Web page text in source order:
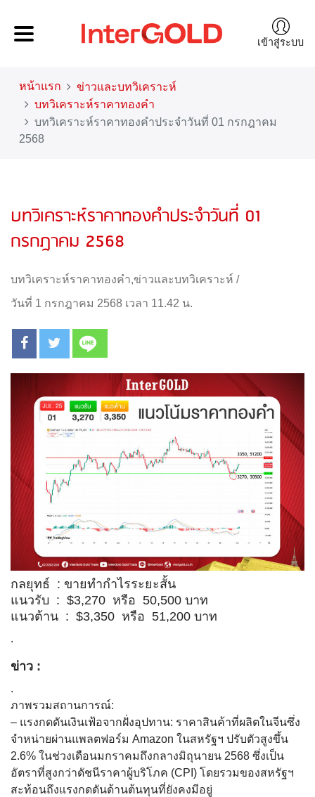
เข้าสู่ระบบ
หน้าแรก
ข่าวและบทวิเคราะห์
บทวิเคราะห์ราคาทองคำ
บทวิเคราะห์ราคาทองคำประจำวันที่ 01 กรกฎาคม
2568
บทวิเคราะห์ราคาทองคำประจำวันที่ 01
กรกฎาคม 2568
บทวิเคราะห์ราคาทองคำ,ข่าวและบทวิเคราะห์ /
วันที่ 1 กรกฎาคม 2568 เวลา 11.42 น.
กลยุทธ์ : ขายทำกำไรระยะสั้น
แนวรับ : $3,270 หรือ 50,500 บาท
แนวต้าน : $3,350 หรือ 51,200 บาท
.
ข่าว :
.
ภาพรวมสถานการณ์:
– แรงกดดันเงินเฟ้อจากฝั่งอุปทาน: ราคาสินค้าที่ผลิตในจีนซึ่ง
จำหน่ายผ่านแพลตฟอร์ม Amazon ในสหรัฐฯ ปรับตัวสูงขึ้น
2.6% ในช่วงเดือนมกราคมถึงกลางมิถุนายน 2568 ซึ่งเป็น
อัตราที่สูงกว่าดัชนีราคาผู้บริโภค (CPI) โดยรวมของสหรัฐฯ
สะท้อนถึงแรงกดดันด้านต้นทุนที่ยังคงมีอยู่